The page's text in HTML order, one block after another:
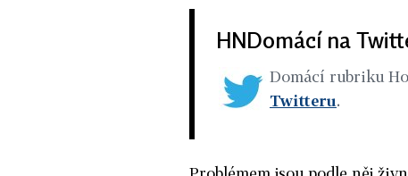
HNDomácí na
Domácí rubriku
Twitteru.